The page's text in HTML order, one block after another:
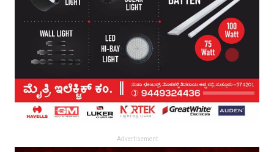
Advertisement